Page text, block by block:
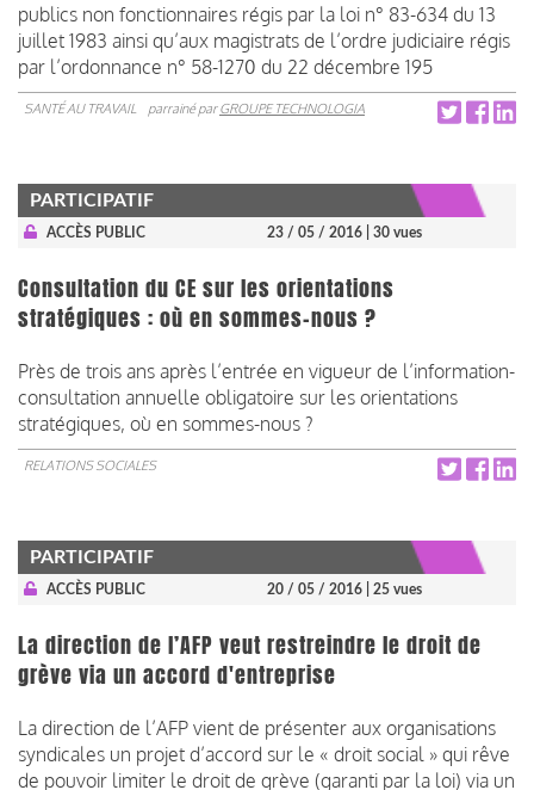
publics non fonctionnaires régis par la loi n° 83-634 du 13
juillet 1983 ainsi qu’aux magistrats de l’ordre judiciaire régis
par l’ordonnance n° 58-1270 du 22 décembre 195
SANTÉ AU TRAVAIL parrainé parGROUPE TECHNOLOGIA
PARTICIPATIF
ACCÈS PUBLIC 23 / 05 / 2016 | 30 vues
Consultation du CE sur les orientations
stratégiques : où en sommes-nous ?
Près de trois ans après l’entrée en vigueur de l’information-
consultation annuelle obligatoire sur les orientations
stratégiques, où en sommes-nous ?
RELATIONS SOCIALES
PARTICIPATIF
ACCÈS PUBLIC 20 / 05 / 2016 | 25 vues
La direction de l’AFP veut restreindre le droit de
grève via un accord d'entreprise
La direction de l’AFP vient de présenter aux organisations
syndicales un projet d’accord sur le « droit social » qui rêve
de pouvoir limiter le droit de grève (garanti par la loi) via un